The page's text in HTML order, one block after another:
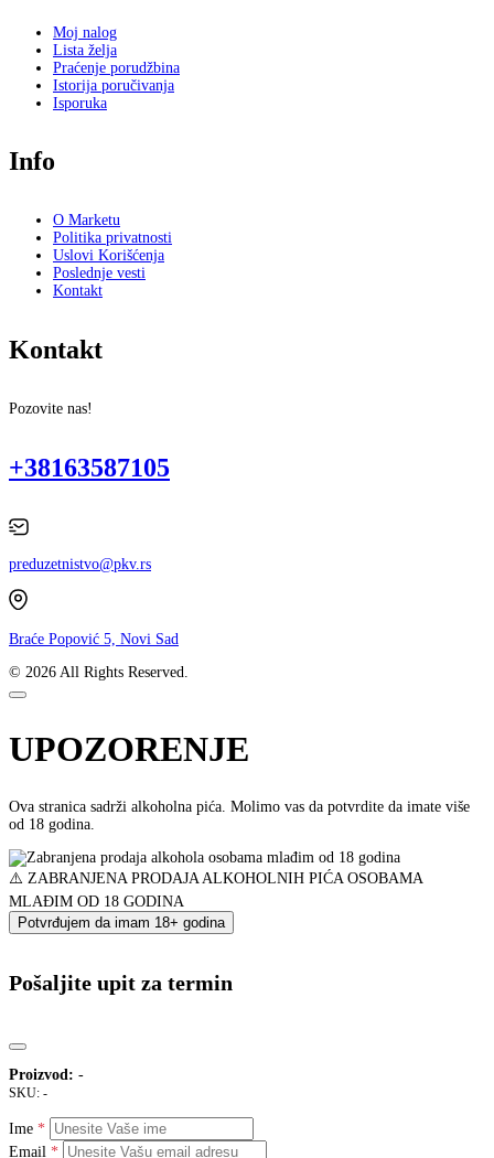
Moj nalog
Lista želja
Praćenje porudžbina
Istorija poručivanja
Isporuka
Info
O Marketu
Politika privatnosti
Uslovi Korišćenja
Poslednje vesti
Kontakt
Kontakt
Pozovite nas!
+38163587105
preduzetnistvo@pkv.rs
Braće Popović 5, Novi Sad
© 2026 All Rights Reserved.
UPOZORENJE
Ova stranica sadrži alkoholna pića. Molimo vas da potvrdite da imate više
od 18 godina.
⚠️ ZABRANJENA PRODAJA ALKOHOLNIH PIĆA OSOBAMA
MLAĐIM OD 18 GODINA
Potvrđujem da imam 18+ godina
Pošaljite upit za termin
Proizvod: -
SKU: -
Ime
Email